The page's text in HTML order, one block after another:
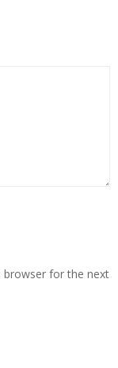
browser for the next